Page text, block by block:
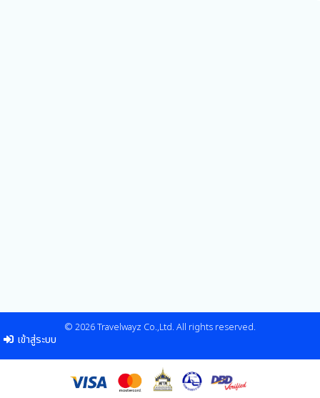
© 2026 Travelwayz Co.,Ltd. All rights reserved.
เข้าสู่ระบบ